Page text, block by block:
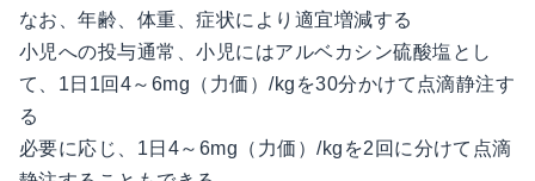
なお、年齢、体重、症状により適宜増減する
小児への投与通常、小児にはアルベカシン硫酸塩とし
て、1日1回4～6mg（力価）/kgを30分かけて点滴静注す
る
必要に応じ、1日4～6mg（力価）/kgを2回に分けて点滴